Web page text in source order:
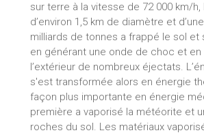
sur terre à la vitesse de 72 000 km/
d’environ 1,5 km de diamètre et
milliards de tonnes a frappé le sol et
en générant une onde de choc et en
l’extérieur de nombreux éjectats.
s'est transformée alors en énergie
façon plus importante en énergie
première a vaporisé la météorite et
roches du sol. Les matériaux